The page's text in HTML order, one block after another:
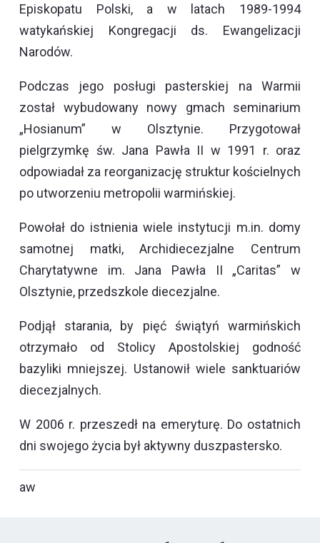
Episkopatu Polski, a w latach 1989-1994
watykańskiej Kongregacji ds. Ewangelizacji
Narodów.
Podczas jego posługi pasterskiej na Warmii
został wybudowany nowy gmach seminarium
„Hosianum” w Olsztynie. Przygotował
pielgrzymkę św. Jana Pawła II w 1991 r. oraz
odpowiadał za reorganizację struktur kościelnych
po utworzeniu metropolii warmińskiej.
Powołał do istnienia wiele instytucji m.in. domy
samotnej matki, Archidiecezjalne Centrum
Charytatywne im. Jana Pawła II „Caritas” w
Olsztynie, przedszkole diecezjalne.
Podjął starania, by pięć świątyń warmińskich
otrzymało od Stolicy Apostolskiej godność
bazyliki mniejszej. Ustanowił wiele sanktuariów
diecezjalnych.
W 2006 r. przeszedł na emeryturę. Do ostatnich
dni swojego życia był aktywny duszpastersko.
aw